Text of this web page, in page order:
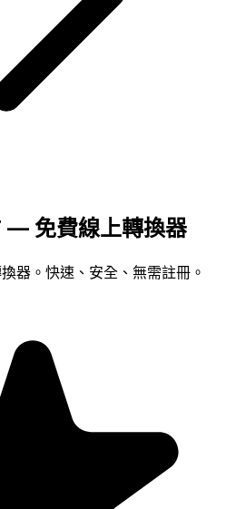
— 免費線上轉換器
器。快速、安全、無需註冊。